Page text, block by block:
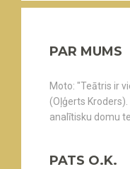
PAR MUMS
Moto: "Teātris ir
(Oļģerts Kroders).
analītisku domu
PATS O.K.